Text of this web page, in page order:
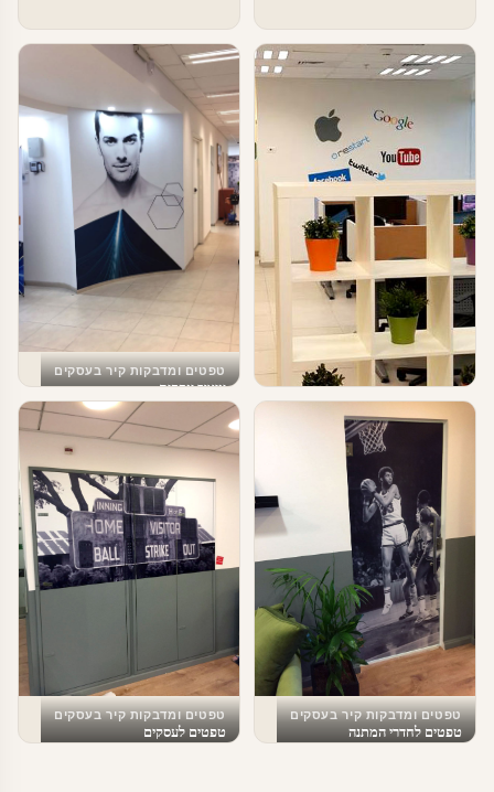
טפטים ומדבקות קיר בעסקים
עיצוב משרדי הייטק – מדבקות מדיה
טפטים ומדבקות קיר בעסקים
עיצוב עסקים
טפטים ומדבקות קיר בעסקים
טפטים לחדרי המתנה
טפטים ומדבקות קיר בעסקים
טפטים לעסקים